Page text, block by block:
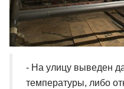
- На улицу выведен
температуры, либо